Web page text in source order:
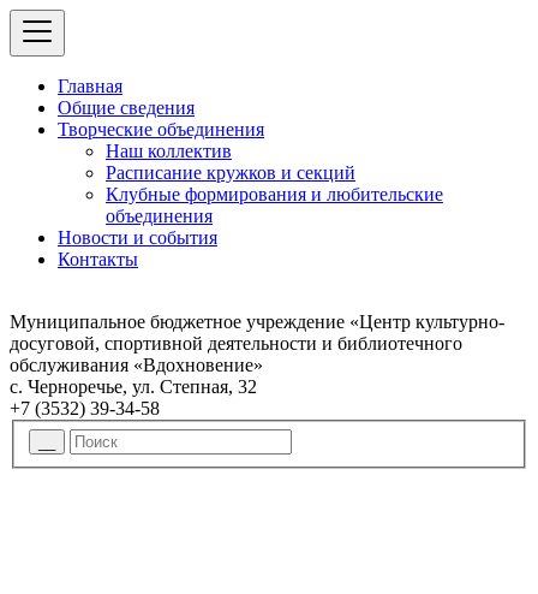
Главная
Общие сведения
Творческие объединения
Наш коллектив
Расписание кружков и секций
Клубные формирования и любительские
объединения
Новости и события
Контакты
Муниципальное бюджетное учреждение «Центр культурно-
досуговой, спортивной деятельности и библиотечного
обслуживания «Вдохновение»
с. Черноречье, ул. Степная, 32
+7 (3532) 39-34-58